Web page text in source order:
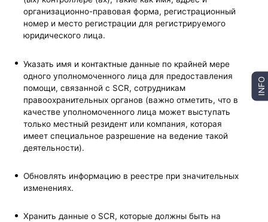
организационно-правовая форма, регистрационный
номер и место регистрации для регистрируемого
юридического лица.
Указать имя и контактные данные по крайней мере
одного уполномоченного лица для предоставления
помощи, связанной с SCR, сотрудникам
правоохранительных органов (важно отметить, что в
качестве уполномоченного лица может выступать
только местный резидент или компания, которая
имеет специальное разрешение на ведение такой
деятельности).
Обновлять информацию в реестре при значительных
изменениях.
Хранить данные о SCR, которые должны быть на
INFO